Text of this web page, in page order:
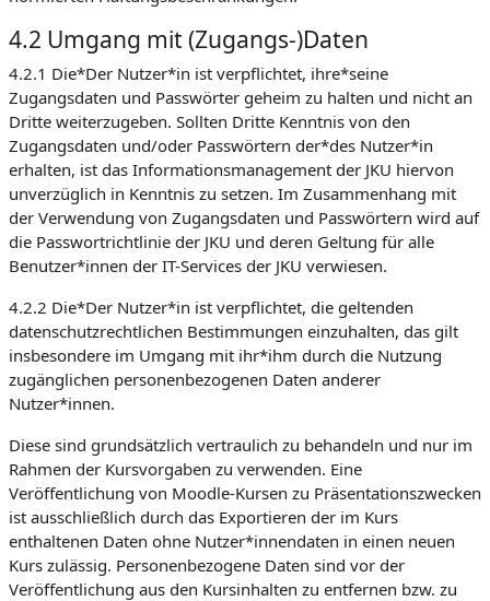
4.2 Umgang mit (Zugangs-)Daten
4.2.1 Die*Der Nutzer*in ist verpflichtet, ihre*seine
Zugangsdaten und Passwörter geheim zu halten und nicht an
Dritte weiterzugeben. Sollten Dritte Kenntnis von den
Zugangsdaten und/oder Passwörtern der*des Nutzer*in
erhalten, ist das Informationsmanagement der JKU hiervon
unverzüglich in Kenntnis zu setzen. Im Zusammenhang mit
der Verwendung von Zugangsdaten und Passwörtern wird auf
die Passwortrichtlinie der JKU und deren Geltung für alle
Benutzer*innen der IT-Services der JKU verwiesen.
4.2.2 Die*Der Nutzer*in ist verpflichtet, die geltenden
datenschutzrechtlichen Bestimmungen einzuhalten, das gilt
insbesondere im Umgang mit ihr*ihm durch die Nutzung
zugänglichen personenbezogenen Daten anderer
Nutzer*innen.
Diese sind grundsätzlich vertraulich zu behandeln und nur im
Rahmen der Kursvorgaben zu verwenden. Eine
Veröffentlichung von Moodle-Kursen zu Präsentationszwecken
ist ausschließlich durch das Exportieren der im Kurs
enthaltenen Daten ohne Nutzer*innendaten in einen neuen
Kurs zulässig. Personenbezogene Daten sind vor der
Veröffentlichung aus den Kursinhalten zu entfernen bzw. zu